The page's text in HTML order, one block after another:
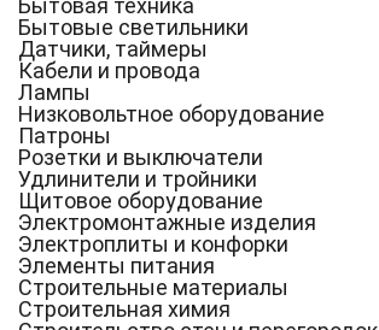
Бытовая техника
Бытовые светильники
Датчики, таймеры
Кабели и провода
Лампы
Низковольтное оборудование
Патроны
Розетки и выключатели
Удлинители и тройники
Щитовое оборудование
Электромонтажные изделия
Электроплиты и конфорки
Элементы питания
Строительные материалы
Строительная химия